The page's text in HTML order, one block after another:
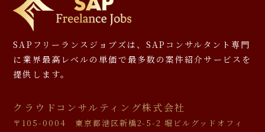
SAPフリーランスジョブズは、SAPコンサルタント専門
に 業界最高レベルの単価で最多数の案件紹介サービスを
提供します。
クラウドコンサルティング株式会社
〒105-0004 東京都港区新橋2-5-2 堀ビルグッドオフィ